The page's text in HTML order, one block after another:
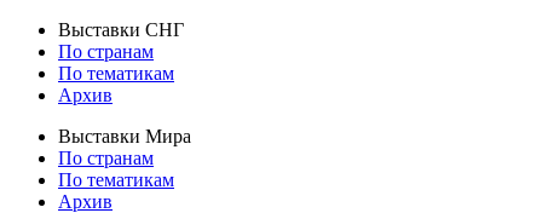
Выставки СНГ
По странам
По тематикам
Архив
Выставки Мира
По странам
По тематикам
Архив